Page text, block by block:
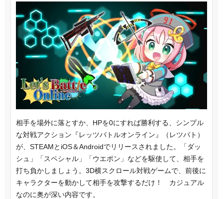
相手を場外に落とすか、HPを0にすれば勝利する、シンプル
な対戦アクション『レッツバトルオンライン』（レツバト）
が、STEAMとiOS＆Androidでリリースされました。「ダッ
シュ」「スペシャル」「ウエポン」などを駆使して、相手を
打ち負かしましょう。3D横スクロール対戦ゲームで、前後に
キャラクターを動かして相手を攻撃するだけ！ カジュアル
なのに奥が深い内容です。